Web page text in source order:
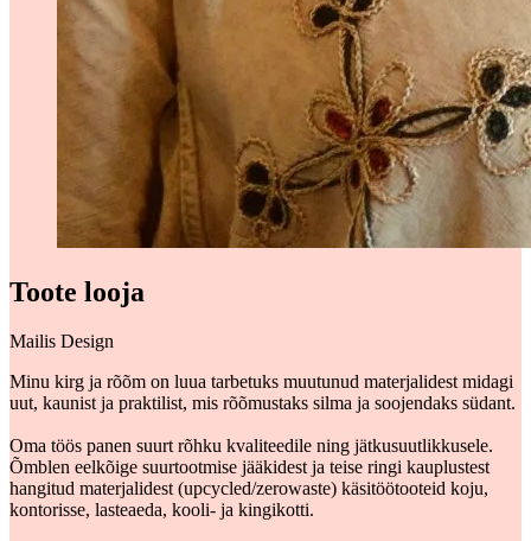
Toote looja
Mailis Design
Minu kirg ja rõõm on luua tarbetuks muutunud materjalidest midagi
uut, kaunist ja praktilist, mis rõõmustaks silma ja soojendaks südant.
Oma töös panen suurt rõhku kvaliteedile ning jätkusuutlikkusele.
Õmblen eelkõige suurtootmise jääkidest ja teise ringi kauplustest
hangitud materjalidest (upcycled/zerowaste) käsitöötooteid koju,
kontorisse, lasteaeda, kooli- ja kingikotti.